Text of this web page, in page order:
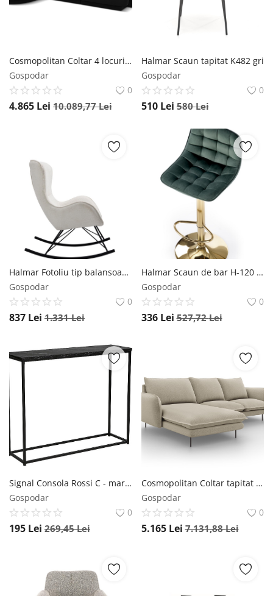
Cosmopolitan Coltar 4 locuri velvet Tulum
Gospodar
0
4.865 Lei 10.089,77Lei
Halmar Scaun tapitat K482 gri
Gospodar
0
510 Lei 580Lei
Halmar Fotoliu tip balansoar Liberto 3 alb/negru - H106 cm
Gospodar
0
837 Lei 1.331Lei
Halmar Scaun de bar H-120 velvet verde/gold
Gospodar
0
336 Lei 527,72Lei
Signal Consola Rossi C - marmura neagra/negru mat
Gospodar
0
195 Lei 269,45Lei
Cosmopolitan Coltar tapitat Vienna 5 locuri picioare negre – L255 x l170 x h95
Gospodar
0
5.165 Lei 7.131,88Lei